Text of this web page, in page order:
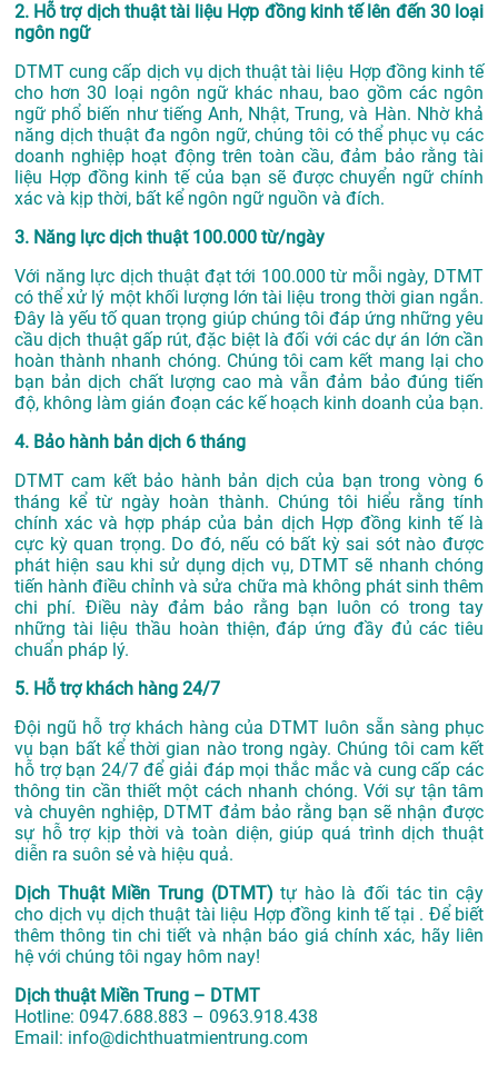
2. Hỗ trợ dịch thuật tài liệu Hợp đồng kinh tế lên đến 30 loại
ngôn ngữ
DTMT cung cấp dịch vụ dịch thuật tài liệu Hợp đồng kinh tế
cho hơn 30 loại ngôn ngữ khác nhau, bao gồm các ngôn
ngữ phổ biến như tiếng Anh, Nhật, Trung, và Hàn. Nhờ khả
năng dịch thuật đa ngôn ngữ, chúng tôi có thể phục vụ các
doanh nghiệp hoạt động trên toàn cầu, đảm bảo rằng tài
liệu Hợp đồng kinh tế của bạn sẽ được chuyển ngữ chính
xác và kịp thời, bất kể ngôn ngữ nguồn và đích.
3. Năng lực dịch thuật 100.000 từ/ngày
Với năng lực dịch thuật đạt tới 100.000 từ mỗi ngày, DTMT
có thể xử lý một khối lượng lớn tài liệu trong thời gian ngắn.
Đây là yếu tố quan trọng giúp chúng tôi đáp ứng những yêu
cầu dịch thuật gấp rút, đặc biệt là đối với các dự án lớn cần
hoàn thành nhanh chóng. Chúng tôi cam kết mang lại cho
bạn bản dịch chất lượng cao mà vẫn đảm bảo đúng tiến
độ, không làm gián đoạn các kế hoạch kinh doanh của bạn.
4. Bảo hành bản dịch 6 tháng
DTMT cam kết bảo hành bản dịch của bạn trong vòng 6
tháng kể từ ngày hoàn thành. Chúng tôi hiểu rằng tính
chính xác và hợp pháp của bản dịch Hợp đồng kinh tế là
cực kỳ quan trọng. Do đó, nếu có bất kỳ sai sót nào được
phát hiện sau khi sử dụng dịch vụ, DTMT sẽ nhanh chóng
tiến hành điều chỉnh và sửa chữa mà không phát sinh thêm
chi phí. Điều này đảm bảo rằng bạn luôn có trong tay
những tài liệu thầu hoàn thiện, đáp ứng đầy đủ các tiêu
chuẩn pháp lý.
5. Hỗ trợ khách hàng 24/7
Đội ngũ hỗ trợ khách hàng của DTMT luôn sẵn sàng phục
vụ bạn bất kể thời gian nào trong ngày. Chúng tôi cam kết
hỗ trợ bạn 24/7 để giải đáp mọi thắc mắc và cung cấp các
thông tin cần thiết một cách nhanh chóng. Với sự tận tâm
và chuyên nghiệp, DTMT đảm bảo rằng bạn sẽ nhận được
sự hỗ trợ kịp thời và toàn diện, giúp quá trình dịch thuật
diễn ra suôn sẻ và hiệu quả.
Dịch Thuật Miền Trung (DTMT) tự hào là đối tác tin cậy
cho dịch vụ dịch thuật tài liệu Hợp đồng kinh tế tại . Để biết
thêm thông tin chi tiết và nhận báo giá chính xác, hãy liên
hệ với chúng tôi ngay hôm nay!
Dịch thuật Miền Trung – DTMT
Hotline: 0947.688.883 – 0963.918.438
Email: info@dichthuatmientrung.com